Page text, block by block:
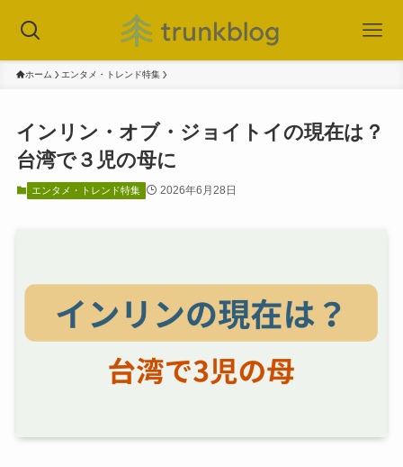
ホーム エンタメ・トレンド特集
インリン・オブ・ジョイトイの現在は？
台湾で３児の母に
エンタメ・トレンド特集 2026年6月28日